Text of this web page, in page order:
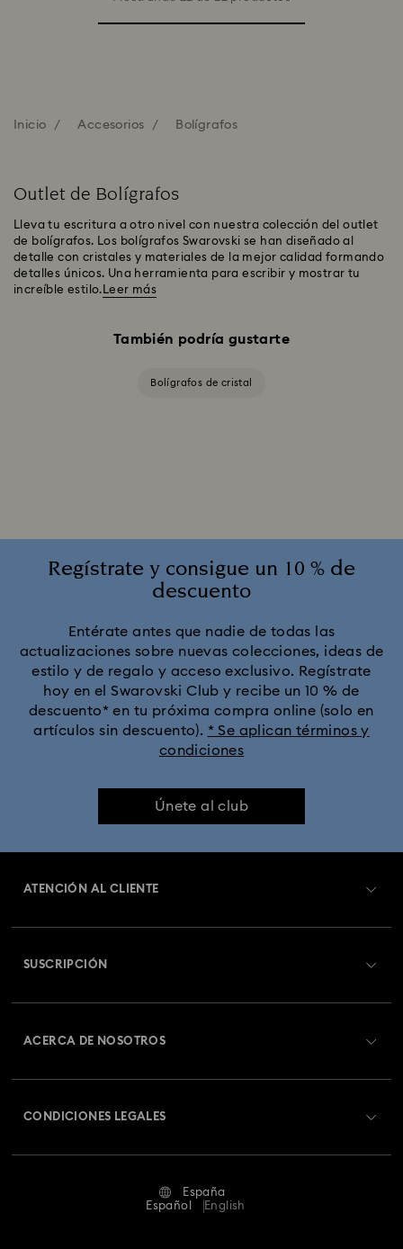
Inicio Accesorios Bolígrafos
Outlet de Bolígrafos
Lleva tu escritura a otro nivel con nuestra colección del outlet
de bolígrafos. Los bolígrafos Swarovski se han diseñado al
detalle con cristales y materiales de la mejor calidad formando
detalles únicos. Una herramienta para escribir y mostrar tu
increíble estilo. Leer más
También podría gustarte
Bolígrafos de cristal
Regístrate y consigue un 10 % de
descuento
Entérate antes que nadie de todas las
actualizaciones sobre nuevas colecciones, ideas de
estilo y de regalo y acceso exclusivo. Regístrate
hoy en el Swarovski Club y recibe un 10 % de
descuento* en tu próxima compra online (solo en
artículos sin descuento). * Se aplican términos y
condiciones
Únete al club
ATENCIÓN AL CLIENTE
Cambios y devoluciones
Estado de la reparación
SUSCRIPCIÓN
ACERCA DE NOSOTROS
CONDICIONES LEGALES
Terminos & Condiciones
España
Español
English